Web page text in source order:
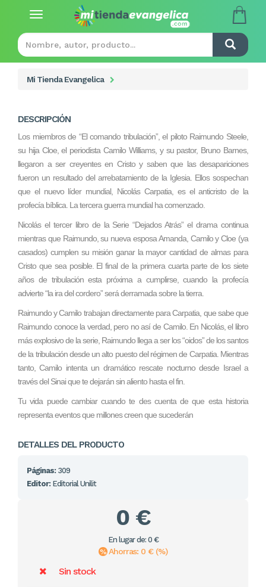
Toggle
Mi Tienda Evangelica
DESCRIPCIÓN
Los miembros de “El comando tribulación”, el piloto Raimundo Steele,
su hija Cloe, el periodista Camilo Williams, y su pastor, Bruno Barnes,
llegaron a ser creyentes en Cristo y saben que las desapariciones
fueron un resultado del arrebatamiento de la Iglesia. Ellos sospechan
que el nuevo líder mundial, Nicolás Carpatia, es el anticristo de la
profecía bíblica. La tercera guerra mundial ha comenzado.
Nicolás el tercer libro de la Serie “Dejados Atrás” el drama continua
mientras que Raimundo, su nueva esposa Amanda, Camilo y Cloe (ya
casados) cumplen su misión ganar la mayor cantidad de almas para
Cristo que sea posible. El final de la primera cuarta parte de los siete
años de tribulación esta próxima a cumplirse, cuando la profecía
advierte “la ira del cordero” será derramada sobre la tierra.
Raimundo y Camilo trabajan directamente para Carpatia, que sabe que
Raimundo conoce la verdad, pero no así de Camilo. En Nicolás, el libro
más explosivo de la serie, Raimundo llega a ser los “oidos” de los santos
de la tribulación desde un alto puesto del régimen de Carpatia. Mientras
tanto, Camilo intenta un dramático rescate nocturno desde Israel a
través del Sinai que te dejarán sin aliento hasta el fin.
Tu vida puede cambiar cuando te des cuenta de que esta historia
representa eventos que millones creen que sucederán
DETALLES DEL PRODUCTO
Páginas: 309
Editor: Editorial Unilit
0 €
En lugar de: 0 €
Ahorras: 0 € (%)
Sin stock